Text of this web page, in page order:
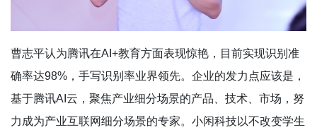
曹志平认为腾讯在AI+教育方面表现惊艳，目前实现识别准
确率达98%，手写识别率业界领先。企业的发力点应该是，
基于腾讯AI云，聚焦产业细分场景的产品、技术、市场，努
力成为产业互联网细分场景的专家。小闲科技以不改变学生